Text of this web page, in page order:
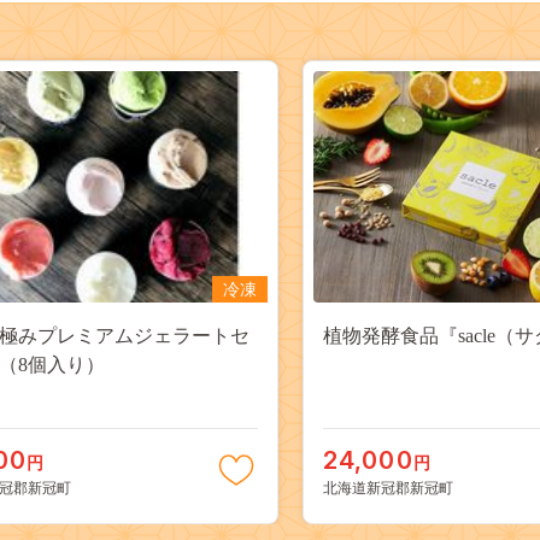
冷凍
みプレミアムジェラートセ
8個入り）
円
郡新冠町
植物発酵食品『sacle（
24,000 円
北海道新冠郡新冠町